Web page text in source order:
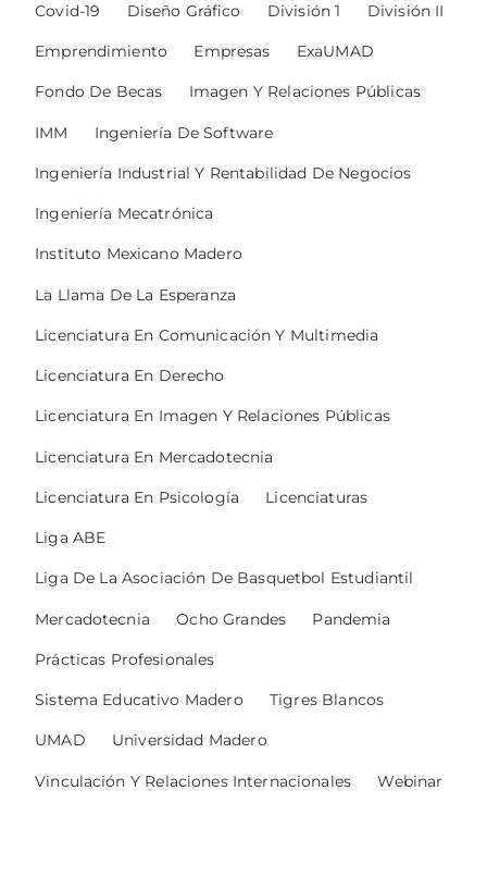
Covid-19 Diseño Gráfico División 1 División II
Emprendimiento Empresas ExaUMAD
Fondo De Becas Imagen Y Relaciones Públicas
IMM Ingeniería De Software
Ingeniería Industrial Y Rentabilidad De Negocios
Ingeniería Mecatrónica
Instituto Mexicano Madero
La Llama De La Esperanza
Licenciatura En Comunicación Y Multimedia
Licenciatura En Derecho
Licenciatura En Imagen Y Relaciones Públicas
Licenciatura En Mercadotecnia
Licenciatura En Psicología Licenciaturas
Liga ABE
Liga De La Asociación De Basquetbol Estudiantil
Mercadotecnia Ocho Grandes Pandemia
Prácticas Profesionales
Sistema Educativo Madero Tigres Blancos
UMAD Universidad Madero
Vinculación Y Relaciones Internacionales Webinar